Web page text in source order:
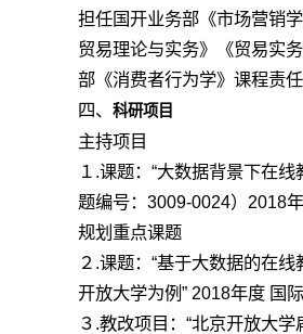
担任国开业务部《市场营销
贸易理论与实务》《贸易实
部《消费者行为学》课程责
四、 科研项目
主持项目
１.课题：“大数据背景下在
题编号：3009-0024）2018
规划重点课题
２.课题：“基于大数据的在
开放大学为例” 2018年度 国
３.教改项目：“北京开放大